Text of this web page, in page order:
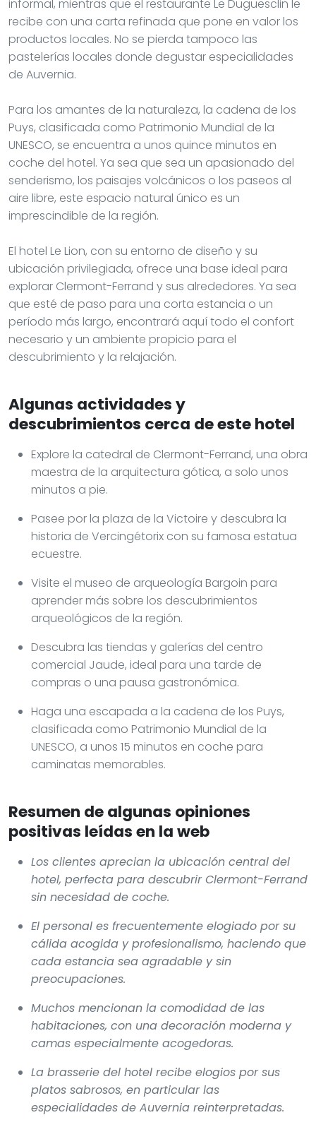
informal, mientras que el restaurante Le Duguesclin le
recibe con una carta refinada que pone en valor los
productos locales. No se pierda tampoco las
pastelerías locales donde degustar especialidades
de Auvernia.
Para los amantes de la naturaleza, la cadena de los
Puys, clasificada como Patrimonio Mundial de la
UNESCO, se encuentra a unos quince minutos en
coche del hotel. Ya sea que sea un apasionado del
senderismo, los paisajes volcánicos o los paseos al
aire libre, este espacio natural único es un
imprescindible de la región.
El hotel Le Lion, con su entorno de diseño y su
ubicación privilegiada, ofrece una base ideal para
explorar Clermont-Ferrand y sus alrededores. Ya sea
que esté de paso para una corta estancia o un
período más largo, encontrará aquí todo el confort
necesario y un ambiente propicio para el
descubrimiento y la relajación.
Algunas actividades y
descubrimientos cerca de este hotel
Explore la catedral de Clermont-Ferrand, una obra
maestra de la arquitectura gótica, a solo unos
minutos a pie.
Pasee por la plaza de la Victoire y descubra la
historia de Vercingétorix con su famosa estatua
ecuestre.
Visite el museo de arqueología Bargoin para
aprender más sobre los descubrimientos
arqueológicos de la región.
Descubra las tiendas y galerías del centro
comercial Jaude, ideal para una tarde de
compras o una pausa gastronómica.
Haga una escapada a la cadena de los Puys,
clasificada como Patrimonio Mundial de la
UNESCO, a unos 15 minutos en coche para
caminatas memorables.
Resumen de algunas opiniones
positivas leídas en la web
Los clientes aprecian la ubicación central del
hotel, perfecta para descubrir Clermont-Ferrand
sin necesidad de coche.
El personal es frecuentemente elogiado por su
cálida acogida y profesionalismo, haciendo que
cada estancia sea agradable y sin
preocupaciones.
Muchos mencionan la comodidad de las
habitaciones, con una decoración moderna y
camas especialmente acogedoras.
La brasserie del hotel recibe elogios por sus
platos sabrosos, en particular las
especialidades de Auvernia reinterpretadas.